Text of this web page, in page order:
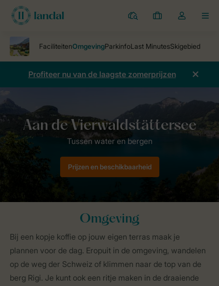
Parken
Mijn
Open
van
mijn
account
Profiteer nu van de laagste zomerprijzen
Parken Landal Vierwaldstättersee
Prijzen en beschikbaarheid
Omgeving
Bij een kopje koffie op jouw eigen terras maak je
plannen voor de dag. Eropuit in de omgeving, wandelen
op de weg der Schweiz of klimmen naar de top van de
berg Rigi. Je kunt ook een ritje maken in de draaiende